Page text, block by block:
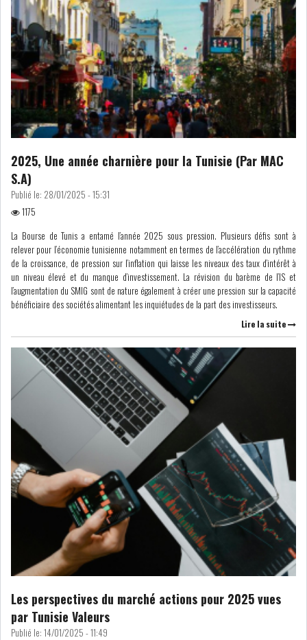
2025, Une année charnière pour la Tunisie (Par MAC
S.A)
Publié le: 28/01/2025 - 15:31
1175
La Bourse de Tunis a entamé l’année 2025 sous pression. Plusieurs défis sont à
relever pour l’économie tunisienne notamment en termes de l’accélération du rythme
de la croissance, de pression sur l’inflation qui laisse les niveaux des taux d’intérêt à
un niveau élevé et du manque d’investissement. La révision du barème de l’IS et
l’augmentation du SMIG sont de nature également à créer une pression sur la capacité
bénéficiaire des sociétés alimentant les inquiétudes de la part des investisseurs.
Lire la suite
Les perspectives du marché actions pour 2025 vues
par Tunisie Valeurs
Publié le: 14/01/2025 - 11:49